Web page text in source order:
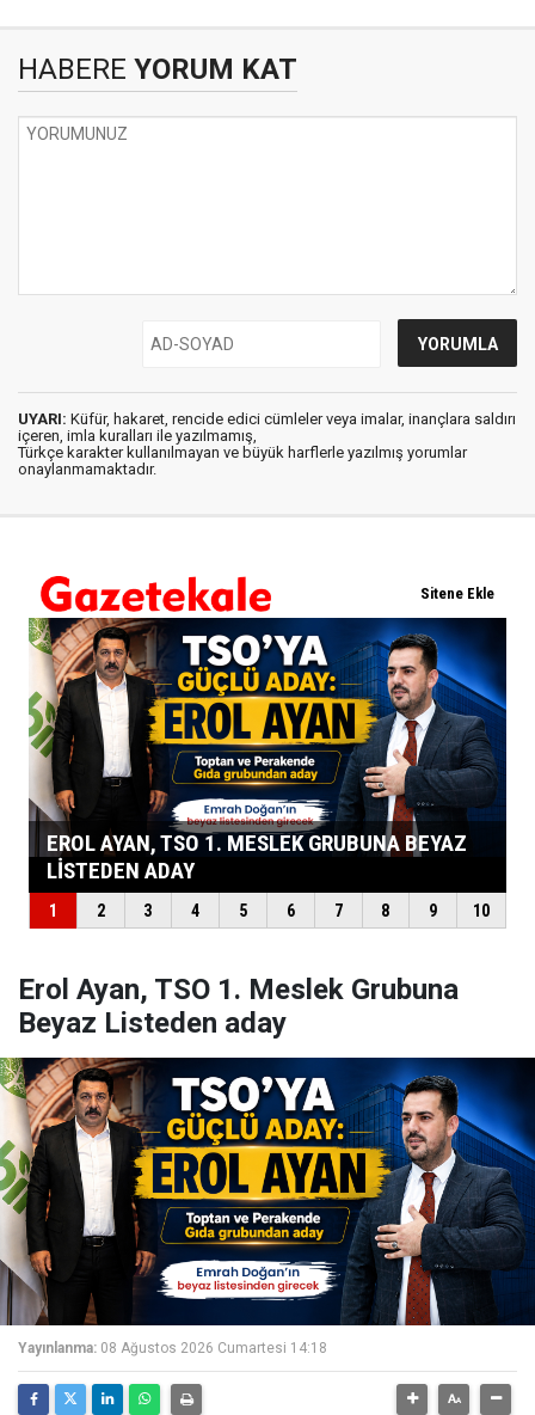
HABERE YORUM KAT
UYARI: Küfür, hakaret, rencide edici cümleler veya imalar, inançlara saldırı
içeren, imla kuralları ile yazılmamış,
Türkçe karakter kullanılmayan ve büyük harflerle yazılmış yorumlar
onaylanmamaktadır.
Erol Ayan, TSO 1. Meslek Grubuna
Beyaz Listeden aday
Yayınlanma: 08 Ağustos 2026 Cumartesi 14:18